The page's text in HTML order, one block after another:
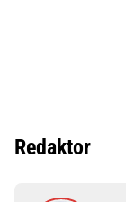
Redaktor